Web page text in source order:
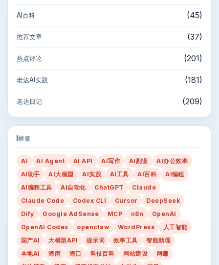
AI百科 (45)
推荐文章 (37)
热点评论 (201)
老达AI实践 (181)
老达日记 (209)
标签
AI AI Agent AI API AI写作 AI副业
AI办公效率
AI助手
AI大模型 AI实践 AI工具 AI百科
AI编程
AI编程工具
AI自动化 ChatGPT
Claude
Claude Code
Codex CLI Cursor
DeepSeek
Dify
Google AdSense MCP n8n
OpenAI
OpenAI Codex
openclaw WordPress
人工智能
国产AI
大模型API 提示词 效率工具
智能助理
本地AI
海南 海口 科技百科 网站建设
网赚